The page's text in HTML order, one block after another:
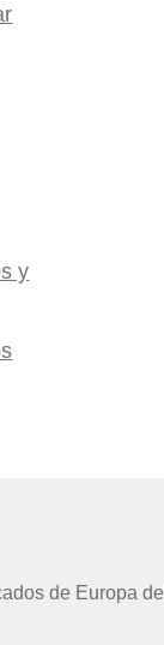
y
de Europa del